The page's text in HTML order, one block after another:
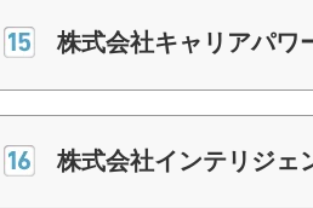
株式会社キャリアパワ
株式会社インテリジェ